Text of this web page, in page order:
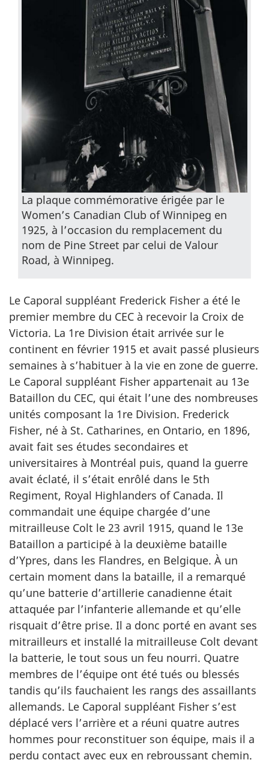
La plaque commémorative érigée par le
Women’s Canadian Club of Winnipeg en
1925, à l’occasion du remplacement du
nom de Pine Street par celui de Valour
Road, à Winnipeg.
Le Caporal suppléant Frederick Fisher a été le
premier membre du CEC à recevoir la Croix de
Victoria. La 1re Division était arrivée sur le
continent en février 1915 et avait passé plusieurs
semaines à s’habituer à la vie en zone de guerre.
Le Caporal suppléant Fisher appartenait au 13e
Bataillon du CEC, qui était l’une des nombreuses
unités composant la 1re Division. Frederick
Fisher, né à St. Catharines, en Ontario, en 1896,
avait fait ses études secondaires et
universitaires à Montréal puis, quand la guerre
avait éclaté, il s’était enrôlé dans le 5th
Regiment, Royal Highlanders of Canada. Il
commandait une équipe chargée d’une
mitrailleuse Colt le 23 avril 1915, quand le 13e
Bataillon a participé à la deuxième bataille
d’Ypres, dans les Flandres, en Belgique. À un
certain moment dans la bataille, il a remarqué
qu’une batterie d’artillerie canadienne était
attaquée par l’infanterie allemande et qu’elle
risquait d’être prise. Il a donc porté en avant ses
mitrailleurs et installé la mitrailleuse Colt devant
la batterie, le tout sous un feu nourri. Quatre
membres de l’équipe ont été tués ou blessés
tandis qu’ils fauchaient les rangs des assaillants
allemands. Le Caporal suppléant Fisher s’est
déplacé vers l’arrière et a réuni quatre autres
hommes pour reconstituer son équipe, mais il a
perdu contact avec eux en rebroussant chemin.